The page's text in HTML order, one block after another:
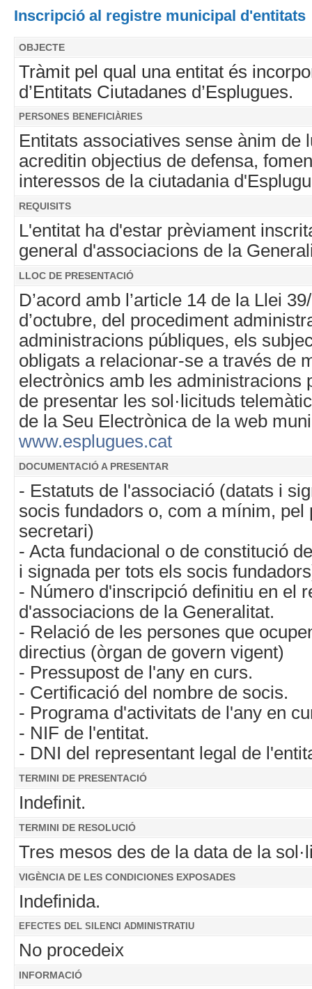
Inscripció al registre municipal d'entitats
OBJECTE
Tràmit pel qual una entitat és
d’Entitats Ciutadanes d’Esplugues.
PERSONES BENEFICIÀRIES
Entitats associatives sense ànim de
acreditin objectius de defensa,
interessos de la ciutadania
REQUISITS
L'entitat ha d'estar prèviament
general d'associacions de la
LLOC DE PRESENTACIÓ
D’acord amb l’article 14 de la Llei
d’octubre, del procediment
administracions públiques, els
obligats a relacionar-se a través de
electrònics amb les administracions
de presentar les sol·licituds
de la Seu Electrònica de la web
www.esplugues.cat
DOCUMENTACIÓ A PRESENTAR
- Estatuts de l'associació (datats i
socis fundadors o, com a mínim, pel
secretari)
- Acta fundacional o de constitució
i signada per tots els socis
- Número d'inscripció definitiu en el
d'associacions de la Generalitat.
- Relació de les persones que
directius (òrgan de govern vigent)
- Pressupost de l'any en curs.
- Certificació del nombre de socis.
- Programa d'activitats de l'any en
- NIF de l'entitat.
- DNI del representant legal de
TERMINI DE PRESENTACIÓ
Indefinit.
TERMINI DE RESOLUCIÓ
Tres mesos des de la data de la
VIGÈNCIA DE LES CONDICIONES EXPOSADES
Indefinida.
EFECTES DEL SILENCI ADMINISTRATIU
No procedeix
INFORMACIÓ